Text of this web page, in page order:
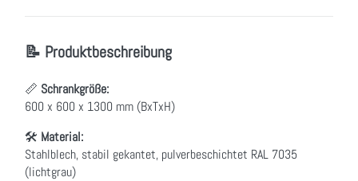
📝 Produktbeschreibung
📏 Schrankgröße:
600 x 600 x 1300 mm (BxTxH)
🛠 Material:
Stahlblech, stabil gekantet, pulverbeschichtet RAL 7035
(lichtgrau)